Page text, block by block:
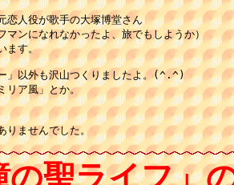
恋人役が歌手の大塚博堂さん
マンになれなかったよ、旅でもしようか）
ます。
」以外も沢山つくりましたよ。(^.^)
リア風」とか。
の聖ライフ」